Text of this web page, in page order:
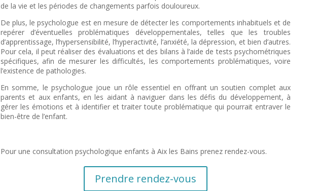
de la vie et les périodes de changements parfois douloureux.
De plus, le psychologue est en mesure de détecter les comportements inhabituels et de
repérer d’éventuelles problématiques développementales, telles que les troubles
d’apprentissage, l’hypersensibilité, l’hyperactivité, l’anxiété, la dépression, et bien d’autres.
Pour cela, il peut réaliser des évaluations et des bilans à l’aide de tests psychométriques
spécifiques, afin de mesurer les difficultés, les comportements problématiques, voire
l’existence de pathologies.
En somme, le psychologue joue un rôle essentiel en offrant un soutien complet aux
parents et aux enfants, en les aidant à naviguer dans les défis du développement, à
gérer les émotions et à identifier et traiter toute problématique qui pourrait entraver le
bien-être de l’enfant.
Pour une consultation psychologique enfants à Aix les Bains prenez rendez-vous.
Prendre rendez-vous